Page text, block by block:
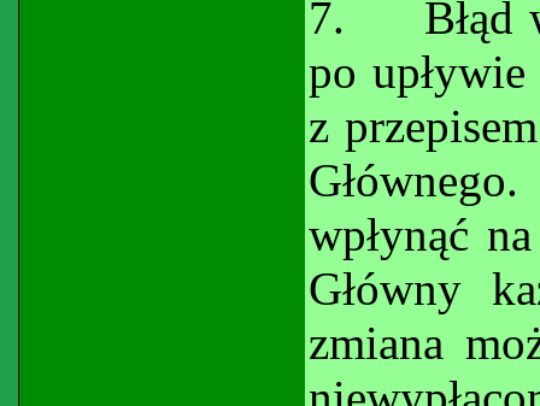
7.
Błąd
po
z
wpłynąć
Główny
zmiana